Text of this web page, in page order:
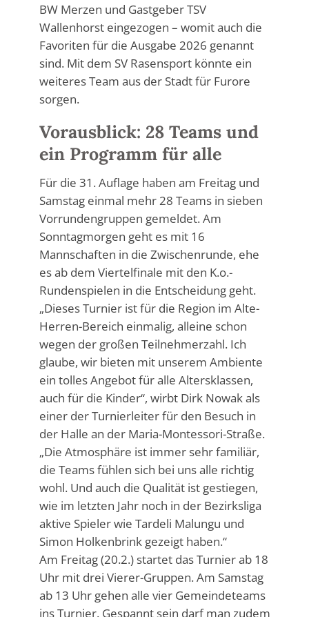
BW Merzen und Gastgeber TSV
Wallenhorst eingezogen – womit auch die
Favoriten für die Ausgabe 2026 genannt
sind. Mit dem SV Rasensport könnte ein
weiteres Team aus der Stadt für Furore
sorgen.
Vorausblick: 28 Teams und
ein Programm für alle
Für die 31. Auflage haben am Freitag und
Samstag einmal mehr 28 Teams in sieben
Vorrundengruppen gemeldet. Am
Sonntagmorgen geht es mit 16
Mannschaften in die Zwischenrunde, ehe
es ab dem Viertelfinale mit den K.o.-
Rundenspielen in die Entscheidung geht.
„Dieses Turnier ist für die Region im Alte-
Herren-Bereich einmalig, alleine schon
wegen der großen Teilnehmerzahl. Ich
glaube, wir bieten mit unserem Ambiente
ein tolles Angebot für alle Altersklassen,
auch für die Kinder“, wirbt Dirk Nowak als
einer der Turnierleiter für den Besuch in
der Halle an der Maria-Montessori-Straße.
„Die Atmosphäre ist immer sehr familiär,
die Teams fühlen sich bei uns alle richtig
wohl. Und auch die Qualität ist gestiegen,
wie im letzten Jahr noch in der Bezirksliga
aktive Spieler wie Tardeli Malungu und
Simon Holkenbrink gezeigt haben.“
Am Freitag (20.2.) startet das Turnier ab 18
Uhr mit drei Vierer-Gruppen. Am Samstag
ab 13 Uhr gehen alle vier Gemeindeteams
ins Turnier. Gespannt sein darf man zudem